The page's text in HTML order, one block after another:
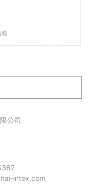
公司
intex.com